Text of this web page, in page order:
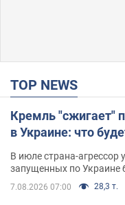
TOP NEWS
Кремль "сжигает"
в Украине: что
В июле страна-агрессор
запущенных по Украине
7.08.2026 07:00 28,3 т.